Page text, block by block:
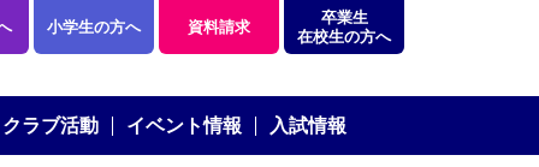
クラブ活動 イベント情報 入試情報
小学生の方へ 資料請求
卒業生
在校生の方へ